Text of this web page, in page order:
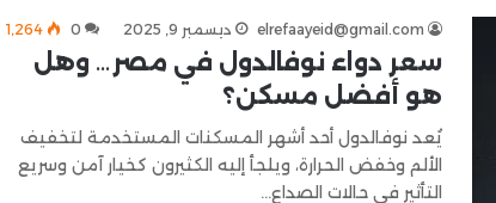
elrefaayeid@gmail.com ديسمبر 9, 2025 0 1٬264
سعر دواء نوفالدول في مصر… وهل
هو أفضل مسكن؟
يُعد نوفالدول أحد أشهر المسكنات المستخدمة لتخفيف
الألم وخفض الحرارة، ويلجأ إليه الكثيرون كخيار آمن وسريع
التأثير في حالات الصداع…